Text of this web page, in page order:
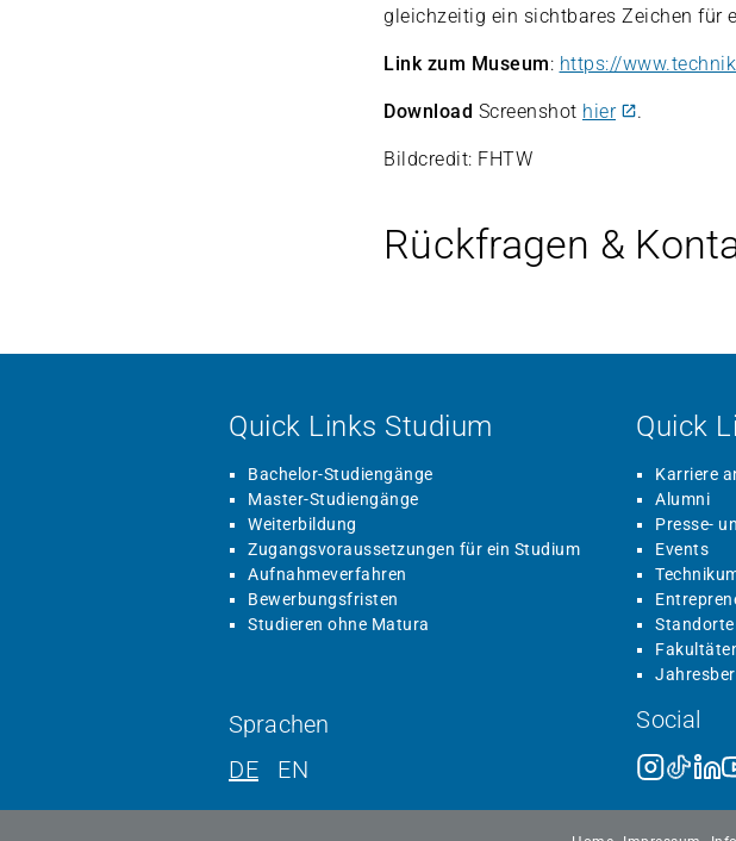
gleichzeitig ein sichtbares Zeichen für
Link zum Museum: https://
Download Screenshot hier .
Bildcredit: FHTW
Rückfragen &
Quick Links Studium
Bachelor-Studiengänge
Master-Studiengänge
Weiterbildung
Zugangsvoraussetzungen für ein Studium
Aufnahmeverfahren
Bewerbungsfristen
Studieren ohne Matura
Quick
Karriere
Alumni
Presse-
Events
Sprachen
DE
EN
Social